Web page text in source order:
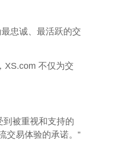
忠诚、最活跃的交
XS.com 不仅为交
到被重视和支持的
交易体验的承诺。”